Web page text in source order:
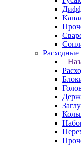
Расходные